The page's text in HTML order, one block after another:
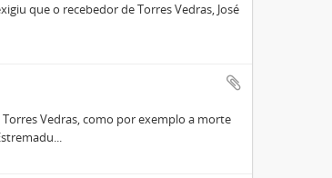
que o recebedor de Torres Vedras, José
Vedras, como por exemplo a morte